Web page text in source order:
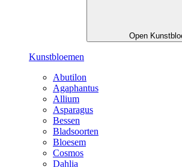
Open
Kunstbloemen
Abutilon
Agaphantus
Allium
Asparagus
Bessen
Bladsoorten
Bloesem
Cosmos
Dahlia